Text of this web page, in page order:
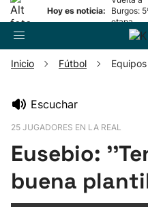
Hoy es noticia:
Burgos:
etapa
Pelota
Inicio Fútbol Equipos
Escuchar
25 JUGADORES EN LA REAL
Eusebio:
buena